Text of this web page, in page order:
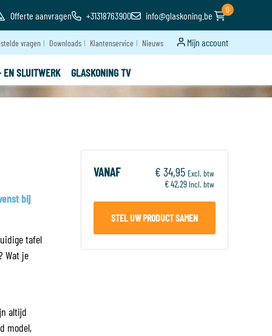
Offerte aanvragen +31318763900 info@glaskoning.be 0
vragen Downloads Klantenservice Nieuws Mijn account
EN SLUITWERK GLASKONING TV
bij
tafel
Wat je
altijd
model,
VANAF € 34,95 Excl. btw
€ 42,29 Incl. btw
STEL UW PRODUCT SAMEN